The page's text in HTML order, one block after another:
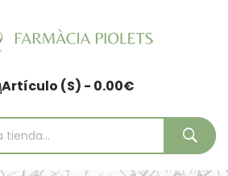
Artículo (s) - 0.00€